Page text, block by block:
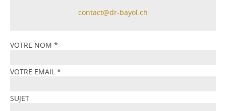
contact@dr-bayol.ch
VOTRE NOM *
VOTRE EMAIL *
SUJET